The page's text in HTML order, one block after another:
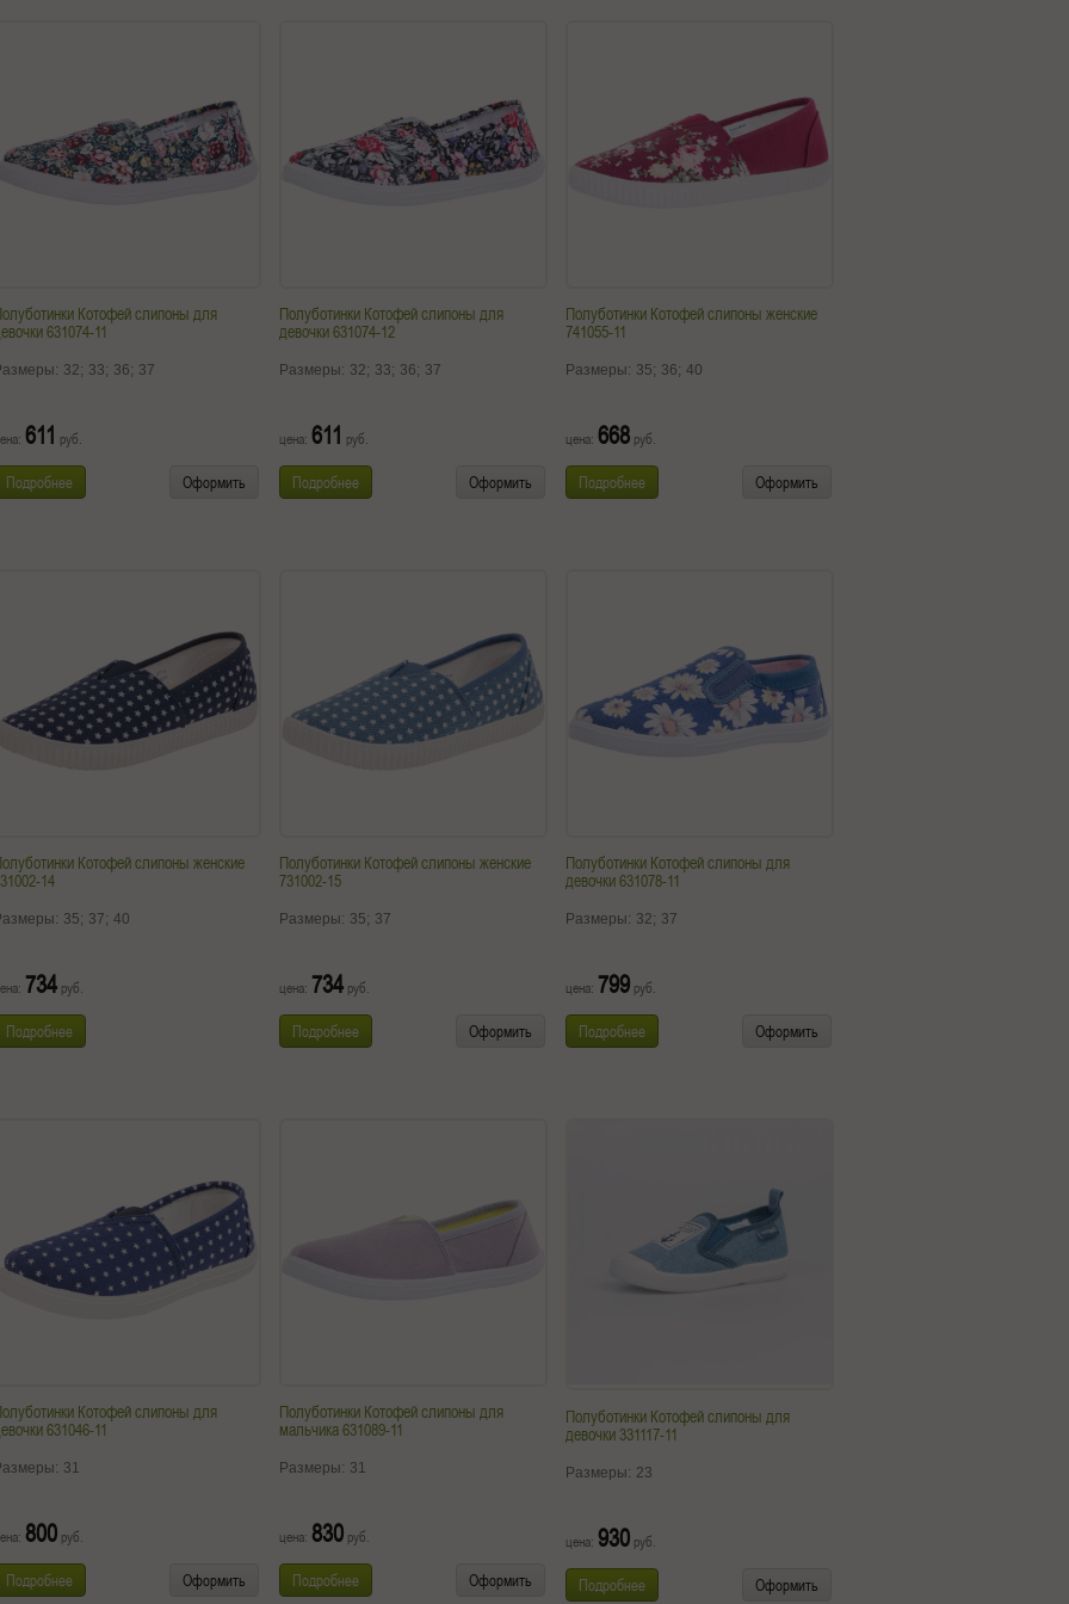
Котофей слипоны для
631074-11
32; 33; 36; 37
611 руб.
Подробнее Оформить
Полуботинки Котофей слипоны для
девочки 631074-12
Размеры: 32; 33; 36; 37
цена: 611 руб.
Подробнее Оформить
Полуботинки Котофей слипоны женские
741055-11
Размеры: 35; 36; 40
цена: 668 руб.
Подробнее Оформить
Котофей слипоны женские
14
35; 37; 40
734 руб.
Подробнее
Полуботинки Котофей слипоны женские
731002-15
Размеры: 35; 37
цена: 734 руб.
Подробнее Оформить
Полуботинки Котофей слипоны для
девочки 631078-11
Размеры: 32; 37
цена: 799 руб.
Подробнее Оформить
Котофей слипоны для
631046-11
31
800 руб.
Подробнее Оформить
Полуботинки Котофей слипоны для
мальчика 631089-11
Размеры: 31
цена: 830 руб.
Подробнее Оформить
Полуботинки Котофей слипоны для
девочки 331117-11
Размеры: 23
цена: 930 руб.
Подробнее Оформить